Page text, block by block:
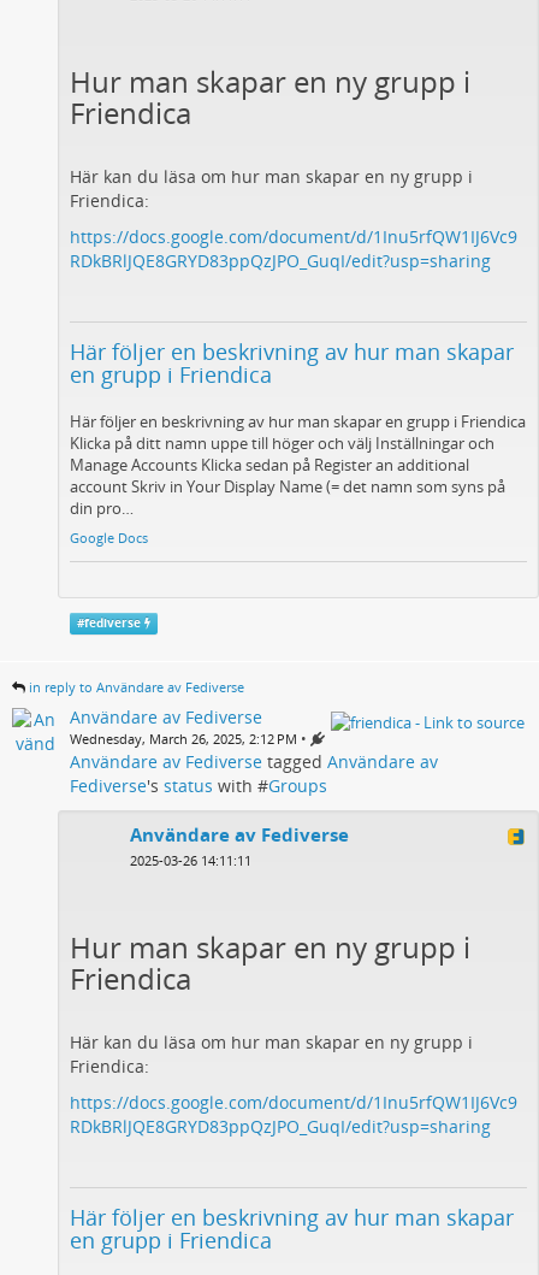
Hur man skapar en ny grupp i
Friendica
Här kan du läsa om hur man skapar en ny grupp i
Friendica:
https://docs.google.com/document/d/1Inu5rfQW1IJ6Vc9
RDkBRlJQE8GRYD83ppQzJPO_GuqI/edit?usp=sharing
Här följer en beskrivning av hur man skapar
en grupp i Friendica
Här följer en beskrivning av hur man skapar en grupp i Friendica
Klicka på ditt namn uppe till höger och välj Inställningar och
Manage Accounts Klicka sedan på Register an additional
account Skriv in Your Display Name (= det namn som syns på
din pro…
Google Docs
#fediverse
in reply to Användare av Fediverse
Användare av Fediverse
Wednesday, March 26, 2025, 2:12 PM •
Användare av Fediverse tagged Användare av
Fediverse's status with #Groups
Användare av Fediverse
2025-03-26 14:11:11
Hur man skapar en ny grupp i
Friendica
Här kan du läsa om hur man skapar en ny grupp i
Friendica:
https://docs.google.com/document/d/1Inu5rfQW1IJ6Vc9
RDkBRlJQE8GRYD83ppQzJPO_GuqI/edit?usp=sharing
Här följer en beskrivning av hur man skapar
en grupp i Friendica